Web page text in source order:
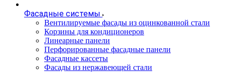
Фасадные системы
Вентилируемые фасады из оцинкованной стали
Корзины для кондиционеров
Линеарные панели
Перфорированные фасадные панели
Фасадные кассеты
Фасады из нержавеющей стали